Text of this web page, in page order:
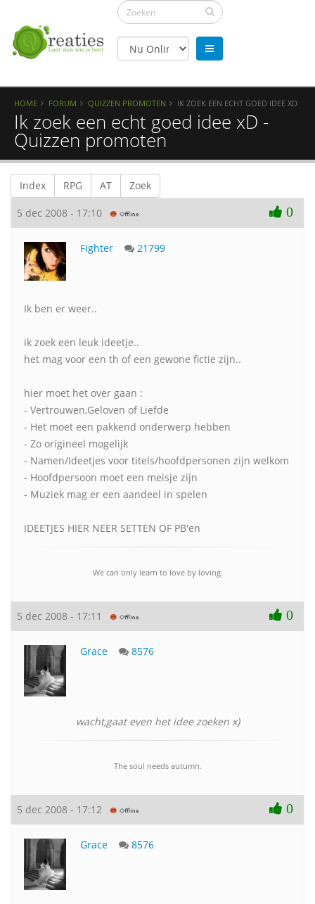
HOME FORUM QUIZZEN PROMOTEN IK ZOEK EEN ECHT GOED IDEE XD
Ik zoek een echt goed idee xD -
Quizzen promoten
Index RPG AT Zoek
5 dec 2008 - 17:10 0
Fighter 21799
Ik ben er weer..
ik zoek een leuk ideetje..
het mag voor een th of een gewone fictie zijn..
hier moet het over gaan :
- Vertrouwen,Geloven of Liefde
- Het moet een pakkend onderwerp hebben
- Zo origineel mogelijk
- Namen/Ideetjes voor titels/hoofdpersonen zijn welkom
- Hoofdpersoon moet een meisje zijn
- Muziek mag er een aandeel in spelen
IDEETJES HIER NEER SETTEN OF PB'en
We can only learn to love by loving.
5 dec 2008 - 17:11 0
Grace 8576
wacht,gaat even het idee zoeken x)
The soul needs autumn.
5 dec 2008 - 17:12 0
Grace 8576